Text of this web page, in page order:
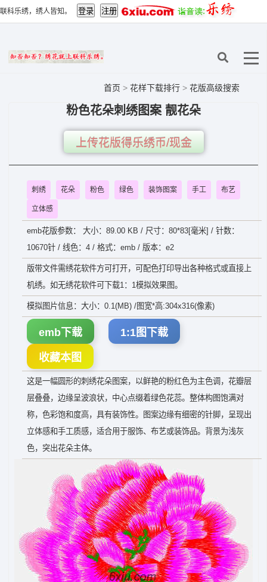
联科乐绣，绣人皆知。
首页 > 花样下载排行 > 花版高级搜索
粉色花朵刺绣图案 靓花朵
上传花版得乐绣币/现金
刺绣 花朵 粉色 绿色 装饰图案 手工 布艺
立体感
emb花版参数： 大小：89.00 KB / 尺寸：80*83[毫米] / 针数：
10670针 / 线色：4 / 格式：emb / 版本：e2
版带文件需绣花软件方可打开，可配色打印导出各种格式或直接上
机绣。如无绣花软件可下载1：1模拟效果图。
模拟图片信息：大小：0.1(MB) /图宽*高:304x316(像素)
emb下载 1:1图下载
收藏本图
这是一幅圆形的刺绣花朵图案，以鲜艳的粉红色为主色调，花瓣层
层叠叠，边缘呈波浪状，中心点缀着绿色花蕊。整体构图饱满对
称，色彩饱和度高，具有装饰性。图案边缘有细密的针脚，呈现出
立体感和手工质感，适合用于服饰、布艺或装饰品。背景为浅灰
色，突出花朵主体。